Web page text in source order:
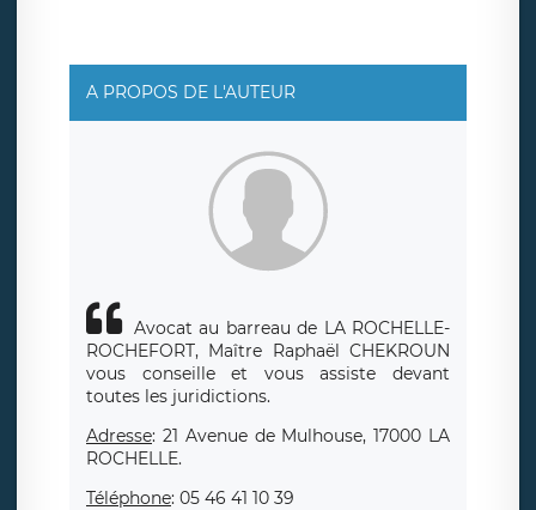
A PROPOS DE L'AUTEUR
Avocat au barreau de LA ROCHELLE-
ROCHEFORT, Maître Raphaël CHEKROUN
vous conseille et vous assiste devant
toutes les juridictions.
Adresse: 21 Avenue de Mulhouse, 17000 LA
ROCHELLE.
Téléphone: 05 46 41 10 39